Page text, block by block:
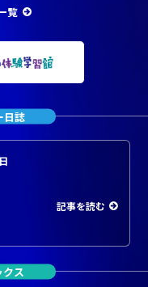
覧
日誌
記事を読む
ス